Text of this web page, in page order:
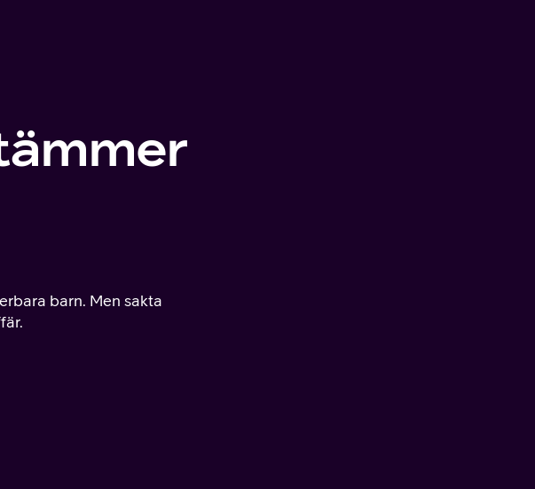
barn. Men sakta